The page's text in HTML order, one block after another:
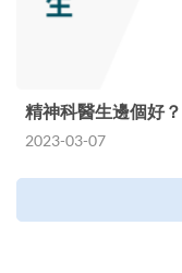
精神科醫生邊個好
2023-03-07